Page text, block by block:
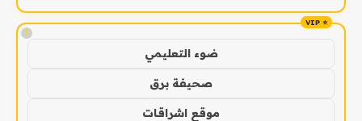
!
ضوء التعليمي
صحيفة برق
موقع اشراقات